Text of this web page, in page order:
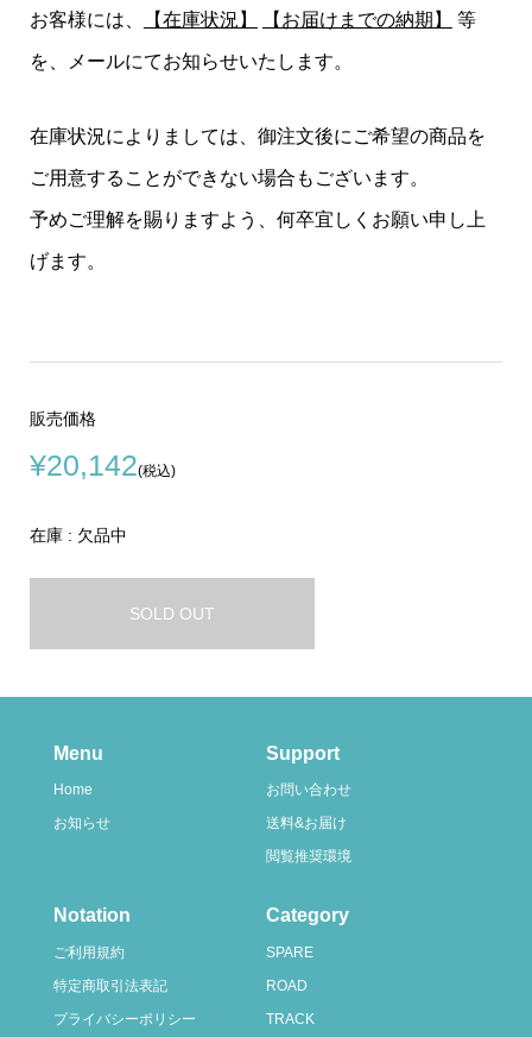
お客様には、 【在庫状況】 【お届けまでの納期】 等
を、メールにてお知らせいたします。
在庫状況によりましては、御注文後にご希望の商品を
ご用意することができない場合もございます。
予めご理解を賜りますよう、何卒宜しくお願い申し上
げます。
販売価格
¥20,142(税込)
在庫 : 欠品中
SOLD OUT
Menu
Home
お知らせ
Support
お問い合わせ
送料&お届け
閲覧推奨環境
Notation
ご利用規約
特定商取引法表記
プライバシーポリシー
Category
SPARE
ROAD
TRACK